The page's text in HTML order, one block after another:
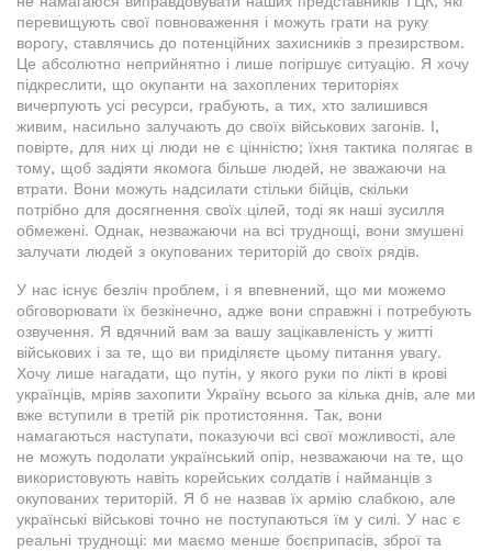
перевищують свої повноваження і можуть грати на руку
ворогу, ставлячись до потенційних захисників з презирством.
Це абсолютно неприйнятно і лише погіршує ситуацію. Я хочу
підкреслити, що окупанти на захоплених територіях
вичерпують усі ресурси, грабують, а тих, хто залишився
живим, насильно залучають до своїх військових загонів. І,
повірте, для них ці люди не є цінністю; їхня тактика полягає в
тому, щоб задіяти якомога більше людей, не зважаючи на
втрати. Вони можуть надсилати стільки бійців, скільки
потрібно для досягнення своїх цілей, тоді як наші зусилля
обмежені. Однак, незважаючи на всі труднощі, вони змушені
залучати людей з окупованих територій до своїх рядів.
У нас існує безліч проблем, і я впевнений, що ми можемо
обговорювати їх безкінечно, адже вони справжні і потребують
озвучення. Я вдячний вам за вашу зацікавленість у житті
військових і за те, що ви приділяєте цьому питання увагу.
Хочу лише нагадати, що путін, у якого руки по лікті в крові
українців, мріяв захопити Україну всього за кілька днів, але ми
вже вступили в третій рік протистояння. Так, вони
намагаються наступати, показуючи всі свої можливості, але
не можуть подолати український опір, незважаючи на те, що
використовують навіть корейських солдатів і найманців з
окупованих територій. Я б не назвав їх армію слабкою, але
українські військові точно не поступаються їм у силі. У нас є
реальні труднощі: ми маємо менше боєприпасів, зброї та